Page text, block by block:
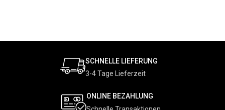
SCHNELLE LIEFERUNG
3-4 Tage Lieferzeit
ONLINE BEZAHLUNG